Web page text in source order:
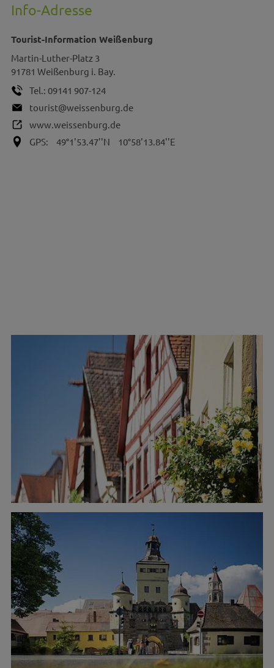
Info-Adresse
Tourist-Information Weißenburg
Martin-Luther-Platz 3
91781 Weißenburg i. Bay.
Tel.: 09141 907-124
tourist@weissenburg.de
www.weissenburg.de
GPS:
49°1'53.47''N 10°58'13.84''E